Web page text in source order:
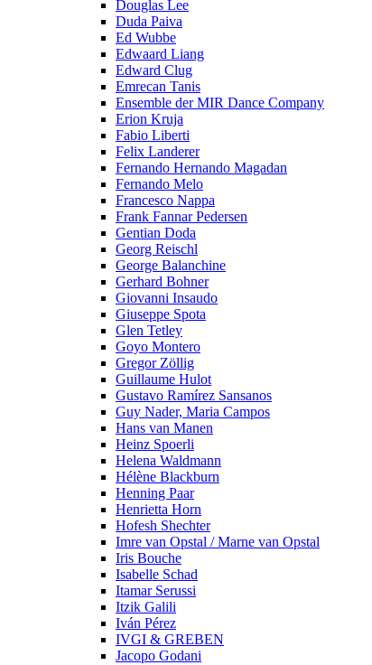
Douglas Lee
Duda Paiva
Ed Wubbe
Edwaard Liang
Edward Clug
Emrecan Tanis
Ensemble der MIR Dance Company
Erion Kruja
Fabio Liberti
Felix Landerer
Fernando Hernando Magadan
Fernando Melo
Francesco Nappa
Frank Fannar Pedersen
Gentian Doda
Georg Reischl
George Balanchine
Gerhard Bohner
Giovanni Insaudo
Giuseppe Spota
Glen Tetley
Goyo Montero
Gregor Zöllig
Guillaume Hulot
Gustavo Ramírez Sansanos
Guy Nader, Maria Campos
Hans van Manen
Heinz Spoerli
Helena Waldmann
Hélène Blackburn
Henning Paar
Henrietta Horn
Hofesh Shechter
Imre van Opstal / Marne van Opstal
Iris Bouche
Isabelle Schad
Itamar Serussi
Itzik Galili
Iván Pérez
IVGI & GREBEN
Jacopo Godani